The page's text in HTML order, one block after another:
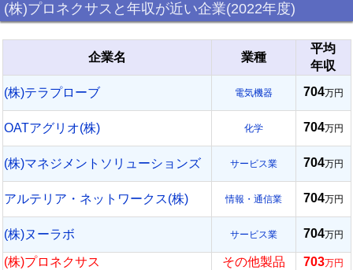
(株)プロネクサスと年収が近い企業(2022年度)
企業名 業種
平均
年収
(株)テラプローブ
電気機器 704万円
OATアグリオ(株) 化学 704万円
(株)マネジメントソリューションズ サービス業 704万円
アルテリア・ネットワークス(株) 情報・通信業 704万円
(株)ヌーラボ サービス業 704万円
(株)プロネクサス その他製品 703万円